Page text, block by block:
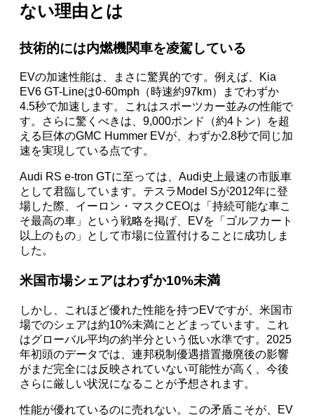
ない理由とは
技術的には内燃機関車を凌駕している
EVの加速性能は、まさに驚異的です。例えば、Kia
EV6 GT-Lineは0-60mph（時速約97km）までわずか
4.5秒で加速します。これはスポーツカー並みの性能で
す。さらに驚くべきは、9,000ポンド（約4トン）を超
える巨体のGMC Hummer EVが、わずか2.8秒で同じ加
速を実現している点です。
Audi RS e-tron GTに至っては、Audi史上最速の市販車
として君臨しています。テスラModel Sが2012年に登
場した際、イーロン・マスクCEOは「持続可能な車こ
そ最高の車」という戦略を掲げ、EVを「ゴルフカート
以上のもの」として市場に位置付けることに成功しま
した。
米国市場シェアはわずか10%未満
しかし、これほど優れた性能を持つEVですが、米国市
場でのシェアは約10%未満にとどまっています。これ
はグローバル平均の約半分という低い水準です。2025
年初頭のデータでは、連邦税制優遇措置撤廃後の影響
がまだ完全には反映されていない可能性が高く、今後
さらに厳しい状況になることが予想されます。
性能が優れているのに売れない。この矛盾こそが、EV